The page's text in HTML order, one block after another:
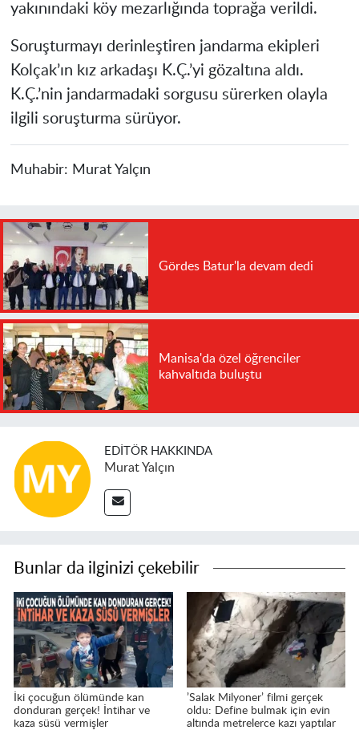
yakınındaki köy mezarlığında toprağa verildi.
Soruşturmayı derinleştiren jandarma ekipleri
Kolçak’ın kız arkadaşı K.Ç.’yi gözaltına aldı.
K.Ç.’nin jandarmadaki sorgusu sürerken olayla
ilgili soruşturma sürüyor.
Muhabir: Murat Yalçın
Gördes Batur'la devam dedi
Manisa'da özel öğrenciler
kahvaltıda buluştu
EDITÖR HAKKINDA
Murat Yalçın
Bunlar da ilginizi çekebilir
İki çocuğun ölümünde kan
donduran gerçek! İntihar ve
kaza süsü vermişler
’Salak Milyoner’ filmi gerçek
oldu: Define bulmak için evin
altında metrelerce kazı yaptılar